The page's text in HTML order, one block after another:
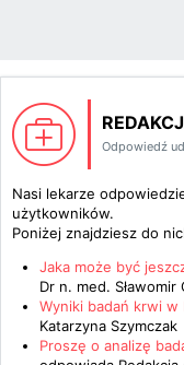
Odpowiedź
Nasi lekarze
użytkowników.
Poniżej znajdziesz do
Jaka może być
Dr n. med. Sławomir
Wyniki badań krwi
Katarzyna Szymczak
Proszę o analizę